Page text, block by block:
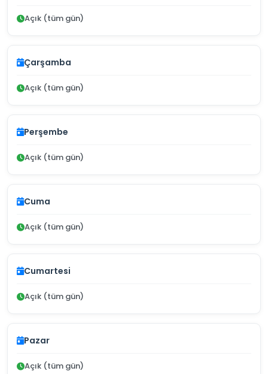
Açık (tüm gün)
Çarşamba
Açık (tüm gün)
Perşembe
Açık (tüm gün)
Cuma
Açık (tüm gün)
Cumartesi
Açık (tüm gün)
Pazar
Açık (tüm gün)